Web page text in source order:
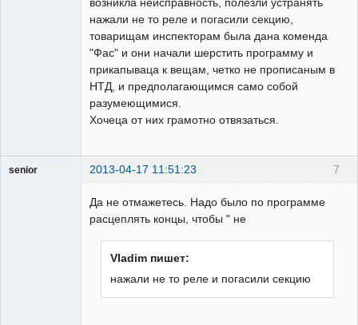
нажали не то реле и погасили секцию,
товарищам инспекторам была дана коменда
"Фас" и они начали шерстить программу и
прикапываца к вещам, четко не прописаным в
НТД, и предполагающимся само собой
разумеющимися.
Хочеца от них грамотно отвязаться.
7
senior 2013-04-17 11:51:23
Да не отмажетесь. Надо было по программе
расцеплять концы, чтобы " не
Vladim пишет:
нажали не то реле и погасили секцию